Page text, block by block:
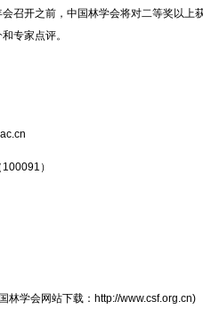
召开之前，中国林学会将对二等奖以上
专家点评。
）
学会网站下载：http://www.csf.org.cn)